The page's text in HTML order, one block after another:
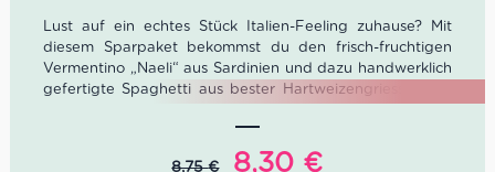
Lust auf ein echtes Stück Italien-Feeling zuhause? Mit
diesem Sparpaket bekommst du den frisch-fruchtigen
Vermentino „Naeli“ aus Sardinien und dazu handwerklich
gefertigte Spaghetti aus bester Hartweizengriess – das
Spaghetto Quadrato n.1 von La Molisana. Ob ein
schnelles Dinner nach einem langen Tag, ein gemütlicher
Abend zu zweit oder ein klassisches Pasta-Menü für
8,75€
Ursprünglicher
8,30 €Aktueller